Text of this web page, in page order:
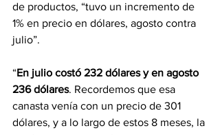
de productos, “tuvo un incremento de
1% en precio en dólares, agosto contra
julio”.
“En julio costó 232 dólares y en agosto
236 dólares. Recordemos que esa
canasta venía con un precio de 301
dólares, y a lo largo de estos 8 meses, la